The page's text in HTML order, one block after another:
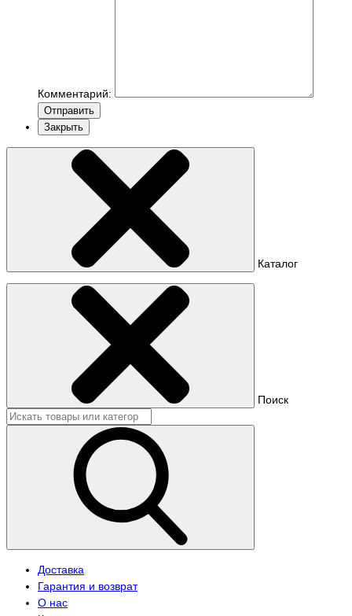
Комментарий:
Отправить
Закрыть
Каталог
Поиск
Доставка
Гарантия и возврат
О нас